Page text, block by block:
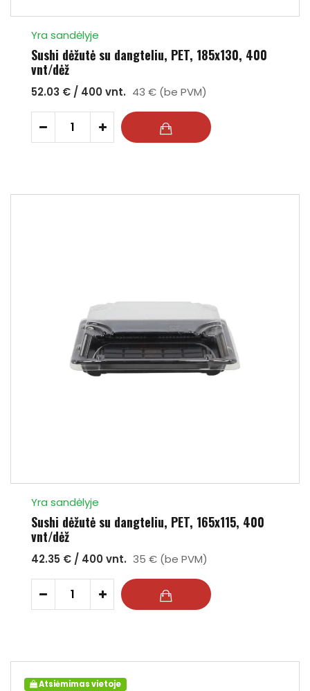
Yra sandėlyje
Sushi dėžutė su dangteliu, PET, 185x130, 400
vnt/dėž
52.03 € / 400 vnt. 43 € (be PVM)
- +
Yra sandėlyje
Sushi dėžutė su dangteliu, PET, 165x115, 400
vnt/dėž
42.35 € / 400 vnt. 35 € (be PVM)
- +
Atsiėmimas vietoje